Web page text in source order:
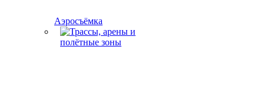
Аэросъёмка